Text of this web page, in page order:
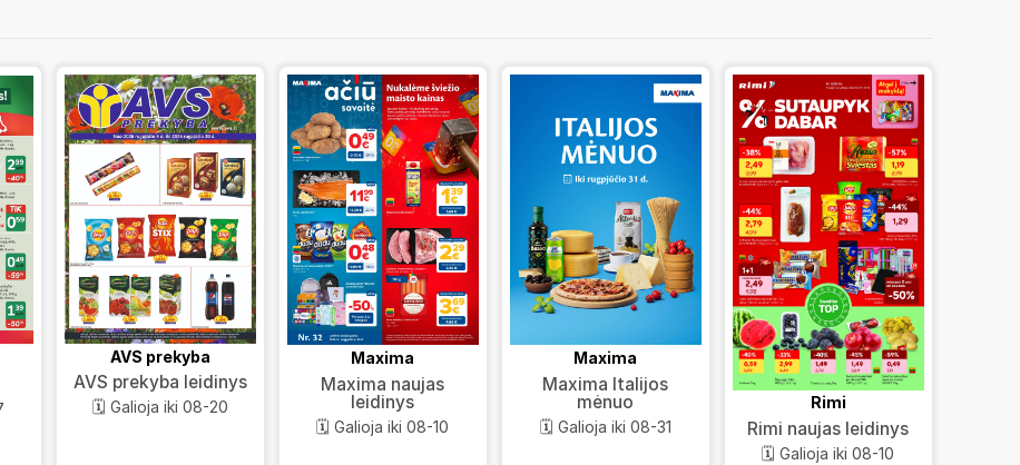
AVS prekyba
AVS prekyba leidinys
🗓️ Galioja iki 08-20
Maxima
Maxima naujas
leidinys
🗓️ Galioja iki 08-10
Maxima
Maxima Italijos
mėnuo
🗓️ Galioja iki 08-31
Rimi
Rimi naujas leidinys
🗓️ Galioja iki 08-10